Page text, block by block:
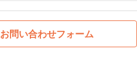
お問い合わせフォーム